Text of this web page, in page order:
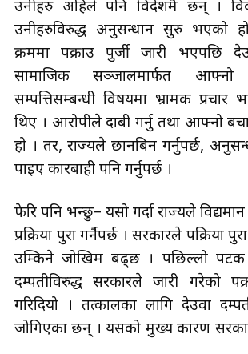
उनीहरु अहिले पनि विदेशमै छन् ।
उनीहरुविरुद्ध अनुसन्धान सुरु भएको
क्रममा पक्राउ पुर्जी जारी भएपछि
सामाजिक सञ्जालमार्फत आफ्नो
सम्पत्तिसम्बन्धी विषयमा भ्रामक प्रचार
थिए । आरोपीले दाबी गर्नु तथा आफ्नो
हो । तर, राज्यले छानबिन गर्नुपर्छ,
पाइए कारबाही पनि गर्नुपर्छ ।
फेरि पनि भन्छु– यसो गर्दा राज्यले
प्रक्रिया पुरा गर्नैपर्छ । सरकारले पक्रिया
उम्किने जोखिम बढ्छ । पछिल्लो
दम्पतीविरुद्ध सरकारले जारी गरेको
गरिदियो । तत्कालका लागि देउवा
जोगिएका छन् । यसको मुख्य कारण